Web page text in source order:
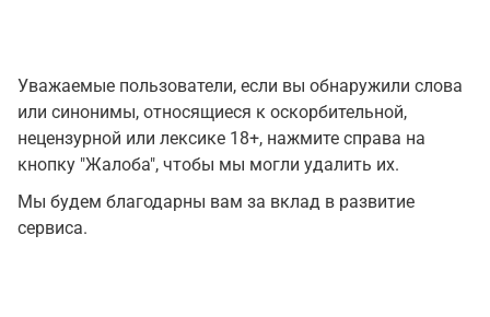
Уважаемые пользователи, если вы обнаружили слова
или синонимы, относящиеся к оскорбительной,
нецензурной или лексике 18+, нажмите справа на
кнопку "Жалоба", чтобы мы могли удалить их.
Мы будем благодарны вам за вклад в развитие
сервиса.